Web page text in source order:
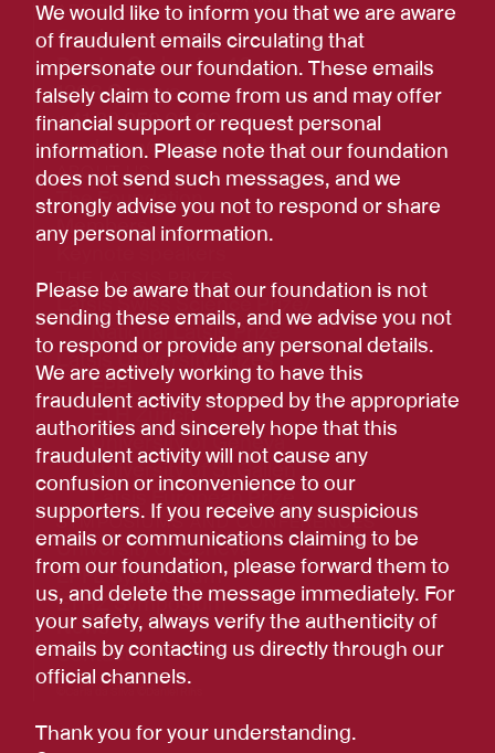
ADDRESS
Fondation Latsis
Rue Le Corbusier 40
1208 Geneva
+41 22 959 05 80
fondation@fondationlatsis.org
ABOUT US
The Foundation
Members
THE LATSIS PRIZES
Latsis Swiss Science Prize/
National Latsis Prize
Latsis University Prizes
EPFL
ETH Zurich
University of Geneva
University of St.Gallen
Latsis European Prize
SYMPOSIUMS AND CONFERENCES
University of Geneva
EPFL Symposium
ETHZ Symposium
News
Contact
Photo:
We would like to inform you that we are aware
of fraudulent emails circulating that
impersonate our foundation. These emails
falsely claim to come from us and may offer
financial support or request personal
information. Please note that our foundation
does not send such messages, and we
strongly advise you not to respond or share
any personal information.
Please be aware that our foundation is not
sending these emails, and we advise you not
to respond or provide any personal details.
We are actively working to have this
fraudulent activity stopped by the appropriate
authorities and sincerely hope that this
fraudulent activity will not cause any
confusion or inconvenience to our
supporters. If you receive any suspicious
emails or communications claiming to be
from our foundation, please forward them to
us, and delete the message immediately. For
your safety, always verify the authenticity of
emails by contacting us directly through our
official channels.
Thank you for your understanding.